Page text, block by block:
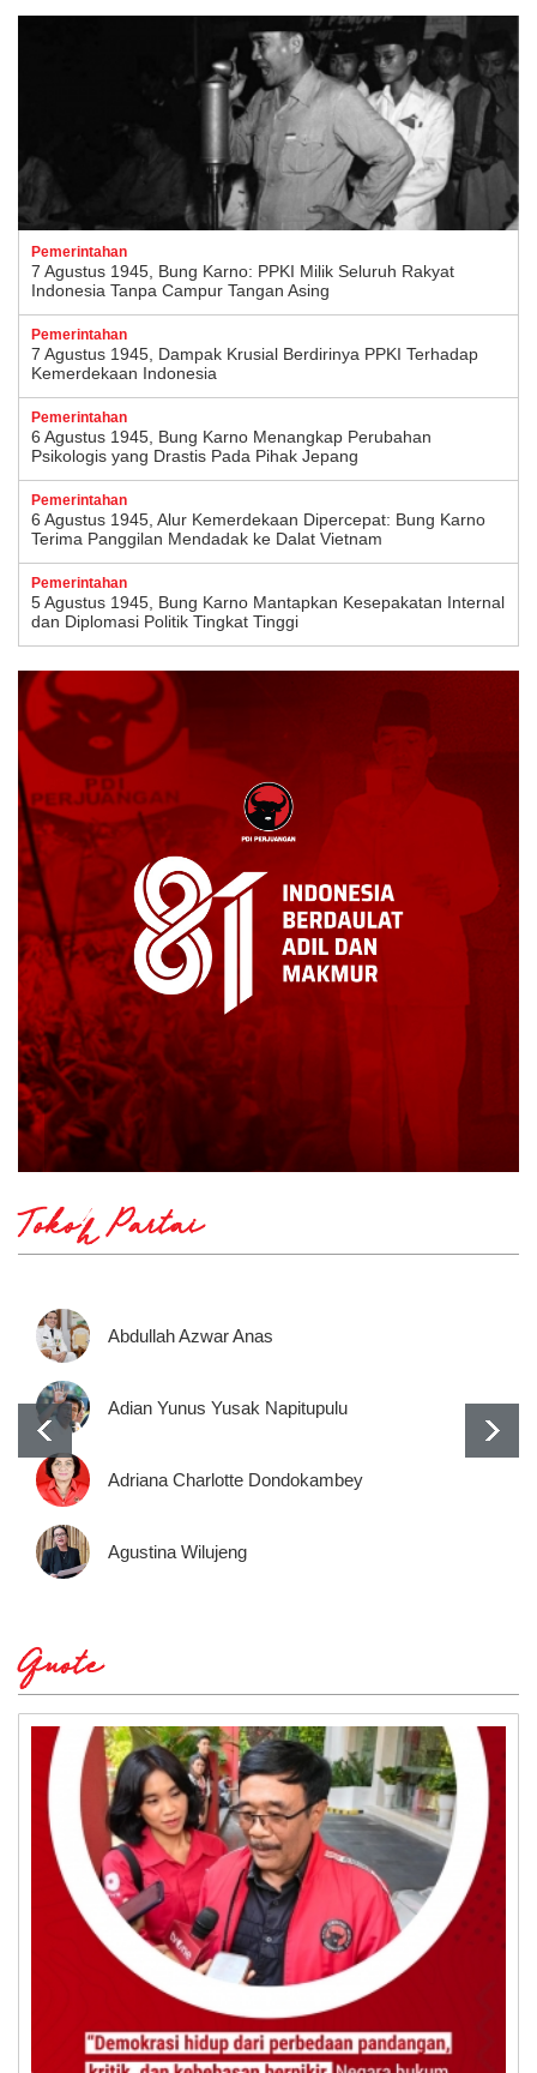
Pemerintahan
7 Agustus 1945, Bung Karno: PPKI Milik Seluruh Rakyat
Indonesia Tanpa Campur Tangan Asing
Pemerintahan
7 Agustus 1945, Dampak Krusial Berdirinya PPKI Terhadap
Kemerdekaan Indonesia
Pemerintahan
6 Agustus 1945, Bung Karno Menangkap Perubahan
Psikologis yang Drastis Pada Pihak Jepang
Pemerintahan
6 Agustus 1945, Alur Kemerdekaan Dipercepat: Bung Karno
Terima Panggilan Mendadak ke Dalat Vietnam
Pemerintahan
5 Agustus 1945, Bung Karno Mantapkan Kesepakatan Internal
dan Diplomasi Politik Tingkat Tinggi
Tokoh Partai
Abdullah Azwar Anas
Adian Yunus Yusak Napitupulu
Adriana Charlotte Dondokambey
Agustina Wilujeng
Quote